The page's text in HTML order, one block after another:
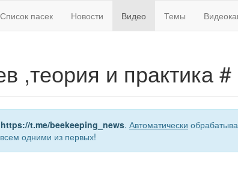
Список пасек Новости Видео Темы
,теория и практика
https://t.me/beekeeping_news. Автоматически
одними из первых!